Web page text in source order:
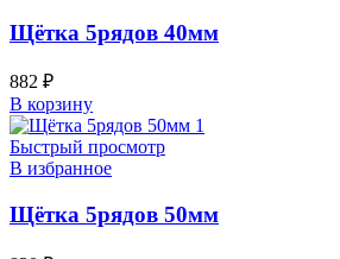
Щётка 5рядов 40мм
882 ₽
В корзину
Быстрый просмотр
В избранное
Щётка 5рядов 50мм